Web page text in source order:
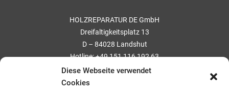
Diese Webseite verwendet
Cookies
HOLZREPARATUR DE GmbH
Dreifaltigkeitsplatz 13
D – 84028 Landshut
Hotline: +49 151 116 192 63